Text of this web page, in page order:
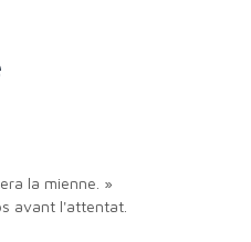
la mienne. »
avant l'attentat.